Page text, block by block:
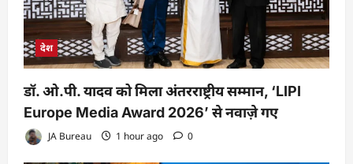
देश
डॉ. ओ.पी. यादव को मिला अंतरराष्ट्रीय सम्मान, ‘LIPI
Europe Media Award 2026’ से नवाज़े गए
JA Bureau 1 hour ago 0